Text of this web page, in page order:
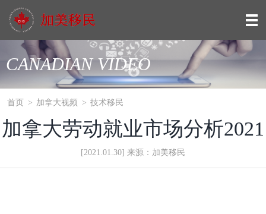
CANADIAN VIDEO
首页 > 加拿大视频 > 技术移民
加拿大劳动就业市场分析2021
[2021.01.30] 来源：加美移民